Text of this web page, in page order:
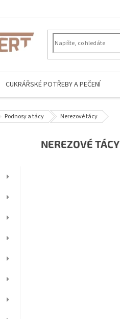
CUKRÁŘSKÉ POTŘEBY A PEČENÍ
Podnosy a tácy Nerezové tácy
NEREZOVÉ TÁCY